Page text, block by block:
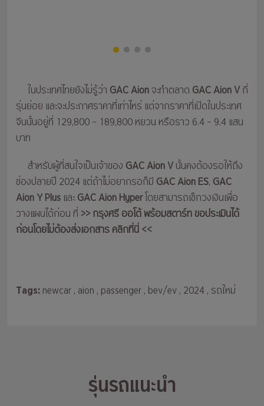
ในประเทศไทยยังไม่รู้ว่า GAC Aionจะทำตลาด GAC Aion Vกี่
รุ่นย่อย และจะประกาศราคาที่เท่าไหร่ แต่จากราคาที่เปิดในประเทศ
จีนนั้นอยู่ที่ 129,800 – 189,800 หยวน หรือราว 6.4 – 9.4 แสน
บาท
สำหรับผู้ที่สนใจเป็นเจ้าของ GAC Aion Vนั้นคงต้องรอให้ถึง
ช่องปลายปี 2024 แต่ถ้าไม่อยากรอก็มี GAC Aion ES, GAC
Aion Y Plus และGAC Aion Hyperโดยสามารถเช็กวงเงินเพื่อ
วางแผนได้ก่อน ที่ >> กรุงศรี ออโต้ พร้อมสตาร์ท ขอประเมินได้
ก่อนโดยไม่ต้องส่งเอกสาร คลิกที่นี่ <<
Tags: newcar, aion , passenger, bev/ev, 2024, รถใหม่
รุ่นรถแนะนำ